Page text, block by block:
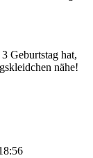
Geburtstag hat,
nähe!